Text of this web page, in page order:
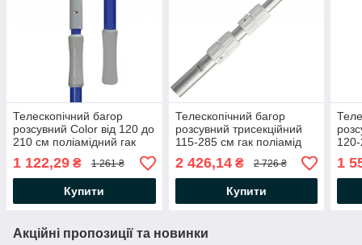
Телескопічний багор
розсувний Color від 120 до
210 см поліамідний гак
ручка алюміній 34.458.81
Osculati
1 122,29 ₴ 1 261 ₴
Купити
Телескопічний багор
розсувний трисекційний
115-285 см гак поліамід
ручка алюміній 34.460.00
Osculati
2 426,14₴ 2 726 ₴
Купити
1
Акційні пропозиції та новинки